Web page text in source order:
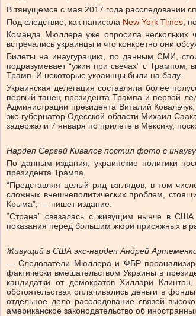
В тянущемся с мая 2017 года расследовании
Под следствие, как написала New York Times ,
Команда Мюллера уже опросила нескольких
встречались украинцы и что конкретно они
Билеты на инаугурацию, по данным СМИ,
подразумевает “ужин при свечах” с
Трамп. И некоторые украинцы были на балу.
Украинская делегация составляла более
первый танец президента Трампа и первой
Администрации президента Виталий
экс-губернатор Одесской области Михаил
задержали 7 января по прилете в Мексику,
Нардеп Сергей Кивалов постил фото с
По данным издания, украинские политики
президента Трампа.
“Представляя целый ряд взглядов, в том
сложных внешнеполитических проблем,
Крыма”, — пишет издание.
“Страна” связалась с живущим нынче в
показания перед большим жюри присяжных в
Живущий в США экс-нардеп Андрей
— Следователи Мюллера и ФБР
фактически вмешательством Украины в
кандидатки от демократов Хиллари
обстоятельствах оплачивались деньги в
отдельное дело расследование связей
американское законодательство об